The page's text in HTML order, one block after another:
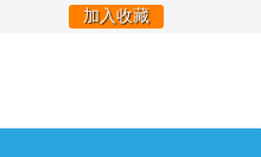
加入收藏